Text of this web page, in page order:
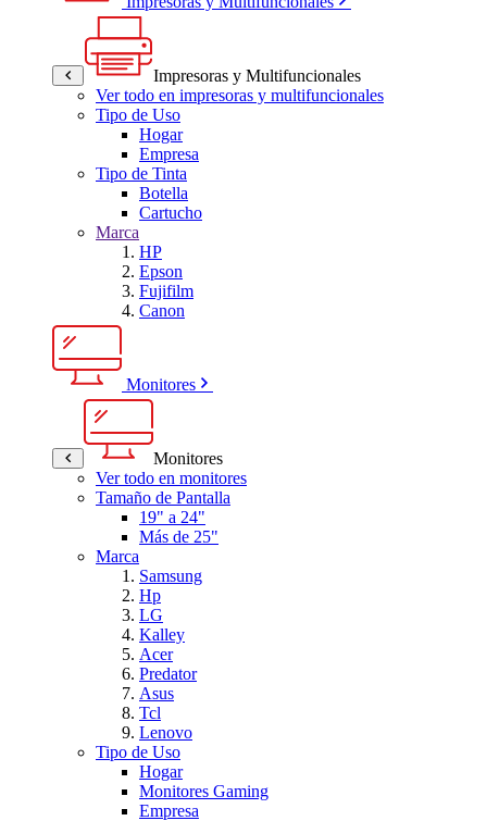
Impresoras y Multifuncionales
Ver todo en impresoras y multifuncionales
Tipo de Uso
Hogar
Empresa
Tipo de Tinta
Botella
Cartucho
Marca
HP
Epson
Fujifilm
Canon
Monitores
Monitores
Ver todo en monitores
Tamaño de Pantalla
19" a 24"
Más de 25"
Marca
Samsung
Hp
LG
Kalley
Acer
Predator
Asus
Tcl
Lenovo
Tipo de Uso
Hogar
Monitores Gaming
Empresa